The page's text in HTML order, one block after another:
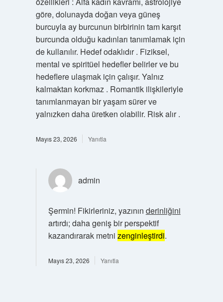
göre, dolunayda doğan veya güneş
burcuyla ay burcunun birbirinin tam karşıt
burcunda olduğu kadınları tanımlamak için
de kullanılır. Hedef odaklıdır . Fiziksel,
mental ve spiritüel hedefler belirler ve bu
hedeflere ulaşmak için çalışır. Yalnız
kalmaktan korkmaz . Romantik ilişkileriyle
tanımlanmayan bir yaşam sürer ve
yalnızken daha üretken olabilir. Risk alır .
Mayıs 23, 2026 Yanıtla
admin
Şermin! Fikirleriniz, yazının derinliğini
artırdı; daha geniş bir perspektif
kazandırarak metni zenginleştirdi.
Mayıs 23, 2026 Yanıtla